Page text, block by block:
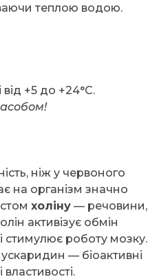
теплою водою.
від +5 до +24°C.
ніж у червоного
на організм значно
холіну — речовини,
активізує обмін
стимулює роботу мозку.
— біоактивні